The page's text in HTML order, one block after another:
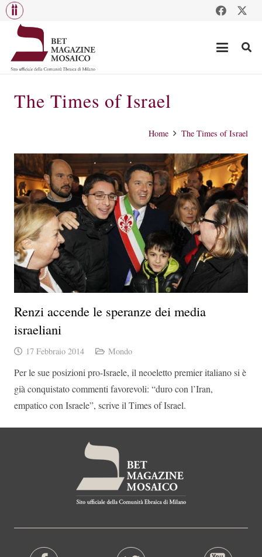
The Times of Israel
Home The Times of Israel
Renzi accende le speranze dei media
israeliani
17 Febbraio 2014 Mondo
Per le sue posizioni pro-Israele, il neoeletto premier italiano si è
già conquistato commenti favorevoli: “duro con l’Iran,
empatico con Israele”, scrive il Times of Israel.